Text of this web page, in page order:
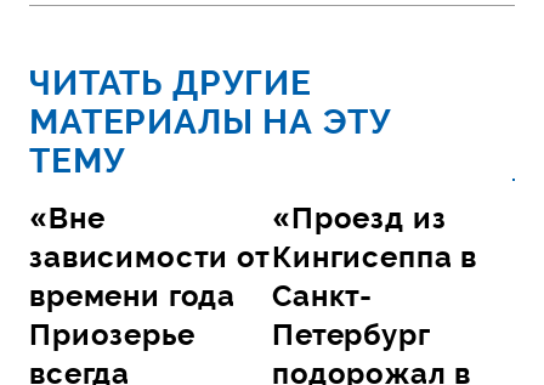
ЧИТАТЬ ДРУГИЕ
МАТЕРИАЛЫ НА ЭТУ
ТЕМУ
«Вне
зависимости от
времени года
Приозерье
всегда
«Проезд из
Кингисеппа в
Санкт-
Петербург
подорожал в